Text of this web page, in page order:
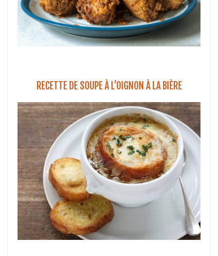
RECETTE DE SOUPE À L’OIGNON À LA BIÈRE